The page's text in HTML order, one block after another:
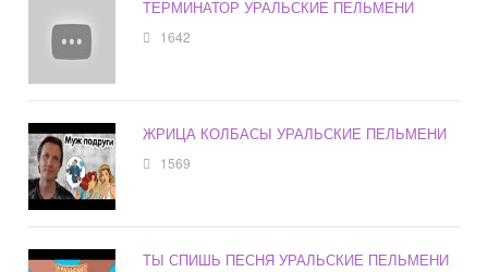
ТЕРМИНАТОР УРАЛЬСКИЕ ПЕЛЬМЕНИ
1642
ЖРИЦА КОЛБАСЫ УРАЛЬСКИЕ ПЕЛЬМЕНИ
1569
ТЫ СПИШЬ ПЕСНЯ УРАЛЬСКИЕ ПЕЛЬМЕНИ